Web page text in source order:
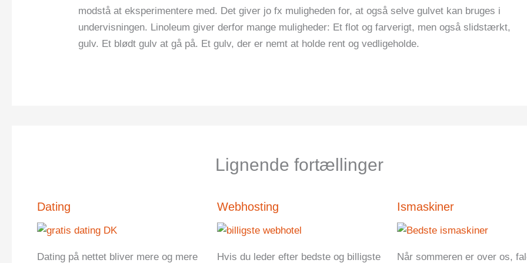
modstå at eksperimentere med. Det giver jo fx muligheden for, at også selve gulvet kan bruges i
undervisningen. Linoleum giver derfor mange muligheder: Et flot og farverigt, men også slidstærkt,
gulv. Et blødt gulv at gå på. Et gulv, der er nemt at holde rent og vedligeholde.
Lignende fortællinger
Dating
Dating på nettet bliver mere og mere
Webhosting
Hvis du leder efter bedste og billigste
Ismaskiner
Når sommeren er over os,